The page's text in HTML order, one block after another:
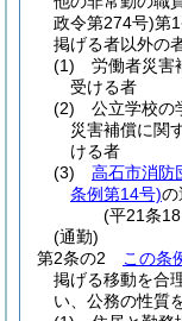
政令第274号)第
掲げる者以外の
(1)
労働者災害
受ける者
(2)
公立学校の
災害補償に関
ける者
(3)
高石市消防
条例第14号)の
(平21条
(通勤)
第2条の2
この条
掲げる移動を合
い、公務の性質